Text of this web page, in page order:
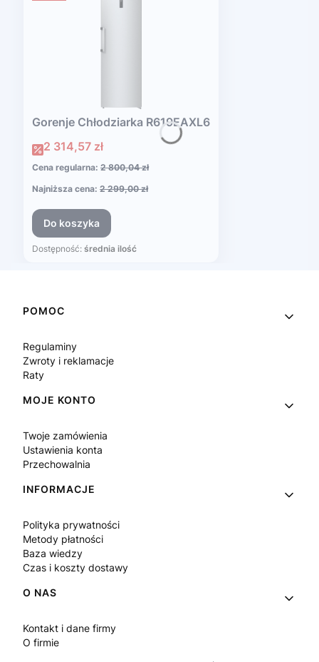
Gorenje Chłodziarka R619EAXL6
Cena promocyjna
2 314,57 zł
Cena regularna: 2 800,04 zł
Najniższa cena: 2 299,00 zł
Do koszyka
Dostępność: średnia ilość
Linki w stopce
POMOC
Regulaminy
Zwroty i reklamacje
Raty
MOJE KONTO
Twoje zamówienia
Ustawienia konta
Przechowalnia
INFORMACJE
Polityka prywatności
Metody płatności
Baza wiedzy
Czas i koszty dostawy
O NAS
Kontakt i dane firmy
O firmie